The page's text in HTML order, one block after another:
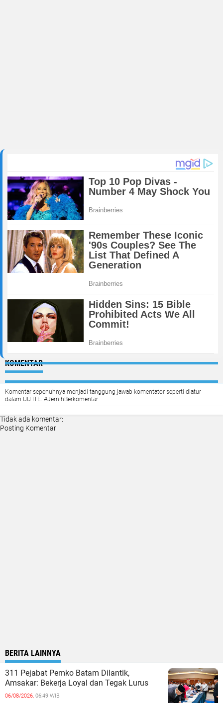
KOMENTAR
Komentar sepenuhnya menjadi tanggung jawab komentator seperti diatur
dalam UU ITE. #JernihBerkomentar
Tidak ada komentar:
Posting Komentar
BERITA LAINNYA
311 Pejabat Pemko Batam Dilantik,
Amsakar: Bekerja Loyal dan Tegak Lurus
06/08/2026, 06:49 WIB